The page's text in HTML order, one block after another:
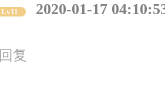
Lv11
2020-01-17
回复